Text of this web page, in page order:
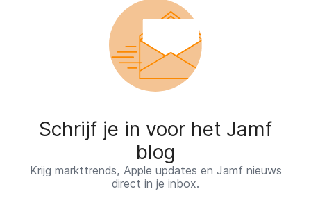
Schrijf je in voor het Jamf
blog
Krijg markttrends, Apple updates en Jamf nieuws
direct in je inbox.